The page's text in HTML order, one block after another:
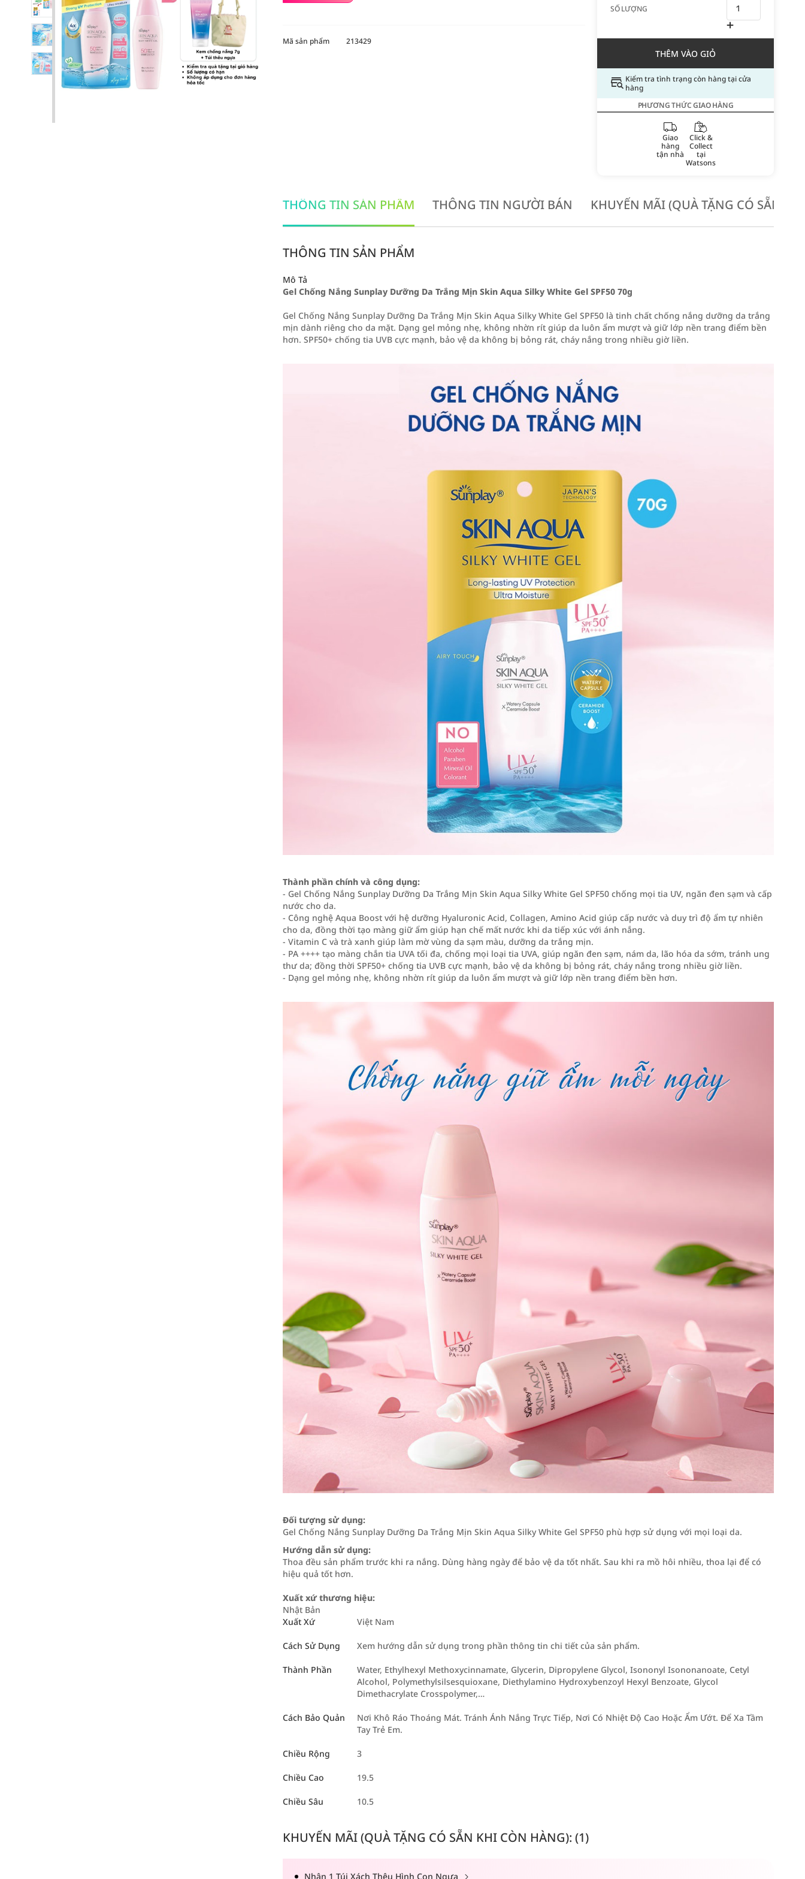
SỐ LƯỢNG
THÊM VÀO GIỎ
Kiểm tra tình trạng còn hàng tại cửa
hàng
PHƯƠNG THỨC GIAO HÀNG
Giao
hàng
tận nhà
Click &
Collect
tại
Watsons
Mã sản phẩm 213429
THÔNG TIN SẢN PHẨM THÔNG TIN NGƯỜI BÁN KHUYẾN MÃI (QUÀ TẶNG CÓ SẴN
THÔNG TIN SẢN PHẨM
Mô Tả
Gel Chống Nắng Sunplay Dưỡng Da Trắng Mịn Skin Aqua Silky White Gel SPF50 70g
Gel Chống Nắng Sunplay Dưỡng Da Trắng Mịn Skin Aqua Silky White Gel SPF50 là tinh chất chống nắng dưỡng da trắng
mịn dành riêng cho da mặt. Dạng gel mỏng nhẹ, không nhờn rít giúp da luôn ẩm mượt và giữ lớp nền trang điểm bền
hơn. SPF50+ chống tia UVB cực mạnh, bảo vệ da không bị bỏng rát, cháy nắng trong nhiều giờ liền.
Thành phần chính và công dụng:
- Gel Chống Nắng Sunplay Dưỡng Da Trắng Mịn Skin Aqua Silky White Gel SPF50 chống mọi tia UV, ngăn đen sạm và cấp
nước cho da.
- Công nghệ Aqua Boost với hệ dưỡng Hyaluronic Acid, Collagen, Amino Acid giúp cấp nước và duy trì độ ẩm tự nhiên
cho da, đồng thời tạo màng giữ ẩm giúp hạn chế mất nước khi da tiếp xúc với ánh nắng.
- Vitamin C và trà xanh giúp làm mờ vùng da sạm màu, dưỡng da trắng mịn.
- PA ++++ tạo màng chắn tia UVA tối đa, chống mọi loại tia UVA, giúp ngăn đen sạm, nám da, lão hóa da sớm, tránh ung
thư da; đồng thời SPF50+ chống tia UVB cực mạnh, bảo vệ da không bị bỏng rát, cháy nắng trong nhiều giờ liền.
- Dạng gel mỏng nhẹ, không nhờn rít giúp da luôn ẩm mượt và giữ lớp nền trang điểm bền hơn.
Đối tượng sử dụng:
Gel Chống Nắng Sunplay Dưỡng Da Trắng Mịn Skin Aqua Silky White Gel SPF50 phù hợp sử dụng với mọi loại da.
Hướng dẫn sử dụng:
Thoa đều sản phẩm trước khi ra nắng. Dùng hàng ngày để bảo vệ da tốt nhất. Sau khi ra mồ hôi nhiều, thoa lại để có
hiệu quả tốt hơn.
Xuất xứ thương hiệu:
Nhật Bản
Xuất Xứ
Việt Nam
Cách Sử Dụng Xem hướng dẫn sử dụng trong phần thông tin chi tiết của sản phẩm.
Thành Phần
Water, Ethylhexyl Methoxycinnamate, Glycerin, Dipropylene Glycol, Isononyl Isononanoate, Cetyl
Alcohol, Polymethylsilsesquioxane, Diethylamino Hydroxybenzoyl Hexyl Benzoate, Glycol
Dimethacrylate Crosspolymer,…
Cách Bảo Quản
Nơi Khô Ráo Thoáng Mát. Tránh Ánh Nắng Trực Tiếp, Nơi Có Nhiệt Độ Cao Hoặc Ẩm Ướt. Để Xa Tầm
Tay Trẻ Em.
Chiều Rộng 3
Chiều Cao 19.5
Chiều Sâu 10.5
KHUYẾN MÃI (QUÀ TẶNG CÓ SẴN KHI CÒN HÀNG): (1)
Nhận 1 Túi Xách Thêu Hình Con Ngựa